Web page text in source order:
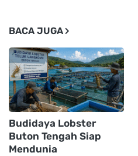
BACA JUGA
Budidaya Lobster
Buton Tengah Siap
Mendunia